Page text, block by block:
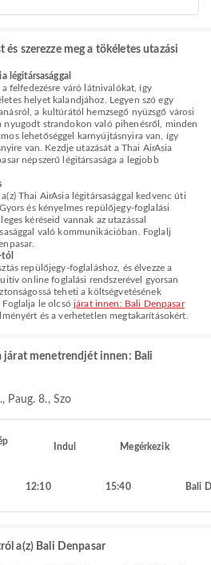
és szerezze meg a tökéletes utazási
légitársasággal
felfedezésre váró látnivalókat, így
helyet kalandjához. Legyen szó egy
a kultúrától hemzsegő nyüzsgő városi
nyugodt strandokon való pihenésről, minden
lehetőséggel karnyújtásnyira van, így
van. Kezdje utazását a Thai AirAsia
népszerű légitársasága a legjobb
Thai AirAsia légitársasággal kedvenc úti
és kényelmes repülőjegy-foglalási
kéréseid vannak az utazással
való kommunikációban. Foglalj
repülőjegy-foglaláshoz, és élvezze a
online foglalási rendszerével gyorsan
teheti a költségvetésének
le olcsó járat innen: Bali Denpasar
és a verhetetlen megtakarításokért.
járat menetrendjét innen: Bali
Paug. 8., Szo
Indul Megérkezik
12:10 15:40 Bali
a(z) Bali Denpasar